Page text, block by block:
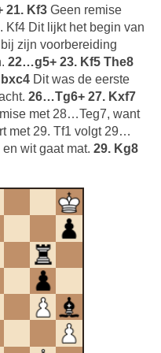
21. Kf3 Geen remise
Dit lijkt het begin van
zijn voorbereiding
22…g5+ 23. Kf5 The8
bxc4 Dit was de eerste
26…Tg6+ 27. Kxf7
met 28…Teg7, want
met 29. Tf1 volgt 29…
wit gaat mat. 29. Kg8